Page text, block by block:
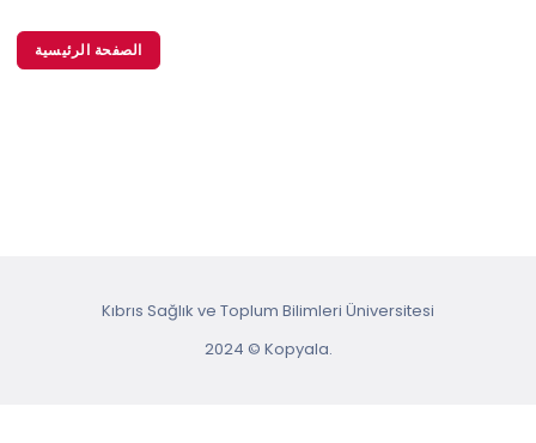
الصفحة الرئيسية
Kıbrıs Sağlık ve Toplum Bilimleri Üniversitesi
2024 © Kopyala.